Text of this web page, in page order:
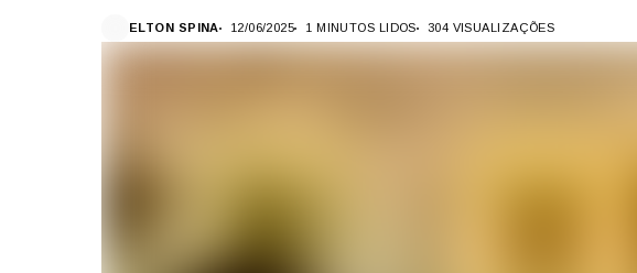
ELTON SPINA 12/06/2025 1 MINUTOS LIDOS 304 VISUALIZAÇÕES